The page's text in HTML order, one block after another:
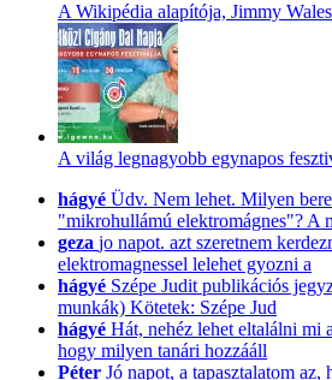
A Wikipédia alapítója, Jimmy
A világ legnagyobb egynapos
hágyé Üdv. Nem lehet. Milyen
"mikrohullámú elektromágnes"? A
geza jo napot. azt szeretnem
elektromagnessel lelehet gyozni a
hágyé Szépe Judit publikációs
munkák) Kötetek: Szépe Jud
hágyé Hát, nehéz lehet eltalálni mi
hogy milyen tanári hozzááll
Péter Jó napot, a tapasztalatom az,